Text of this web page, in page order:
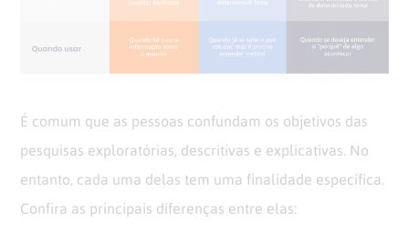
É comum que as pessoas confundam os objetivos das
pesquisas exploratórias, descritivas e explicativas. No
entanto, cada uma delas tem uma finalidade específica.
Confira as principais diferenças entre elas: